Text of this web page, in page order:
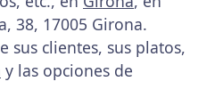
38, 17005 Girona.
sus clientes, sus platos,
y las opciones de